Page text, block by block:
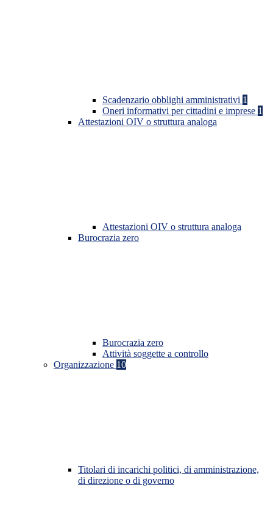
Scadenzario obblighi amministrativi 1
Oneri informativi per cittadini e imprese 1
Attestazioni OIV o struttura analoga
Attestazioni OIV o struttura analoga
Burocrazia zero
Burocrazia zero
Attività soggette a controllo
Organizzazione 10
Titolari di incarichi politici, di amministrazione,
di direzione o di governo